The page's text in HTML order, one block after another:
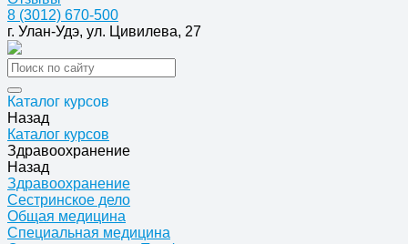
8 (3012) 670-500
г. Улан-Удэ, ул. Цивилева, 27
Каталог курсов
Назад
Каталог курсов
Здравоохранение
Назад
Здравоохранение
Сестринское дело
Общая медицина
Специальная медицина